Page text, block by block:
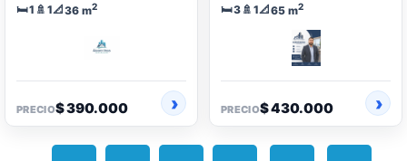
🛏️1 🚿 1📐36 m2
PRECIO$ 390.000
🛏️3 🚿 1📐65 m2
PRECIO$ 430.000